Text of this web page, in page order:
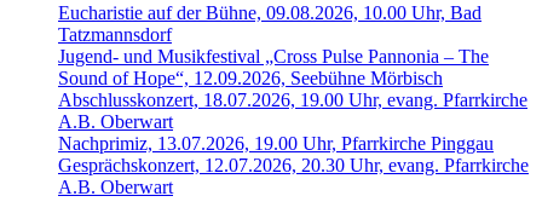
Eucharistie auf der Bühne, 09.08.2026, 10.00 Uhr, Bad
Tatzmannsdorf
Jugend- und Musikfestival „Cross Pulse Pannonia – The
Sound of Hope“, 12.09.2026, Seebühne Mörbisch
Abschlusskonzert, 18.07.2026, 19.00 Uhr, evang. Pfarrkirche
A.B. Oberwart
Nachprimiz, 13.07.2026, 19.00 Uhr, Pfarrkirche Pinggau
Gesprächskonzert, 12.07.2026, 20.30 Uhr, evang. Pfarrkirche
A.B. Oberwart